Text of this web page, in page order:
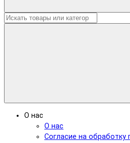
О нас
О нас
Согласие на обработку